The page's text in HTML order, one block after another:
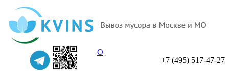
+7 (495) 517-47-27
О